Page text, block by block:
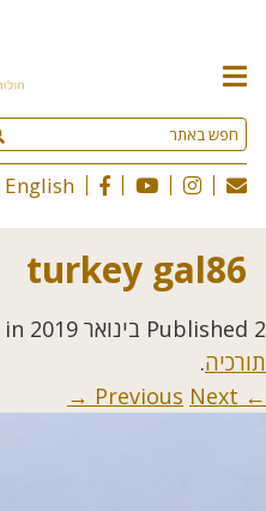
תפריט
האתר
English
turkey gal86
Published 2 בינואר 2019 in
תורכיה.
← Previous
Next →